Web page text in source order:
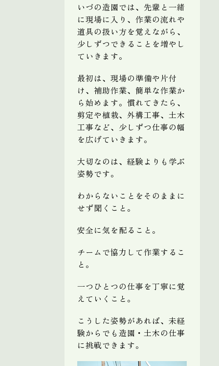
いづの造園では、先輩と一緒
に現場に入り、作業の流れや
道具の扱い方を覚えながら、
少しずつできることを増やし
ていきます。
最初は、現場の準備や片付
け、補助作業、簡単な作業か
ら始めます。慣れてきたら、
剪定や植栽、外構工事、土木
工事など、少しずつ仕事の幅
を広げていきます。
大切なのは、経験よりも学ぶ
姿勢です。
わからないことをそのままに
せず聞くこと。
安全に気を配ること。
チームで協力して作業するこ
と。
一つひとつの仕事を丁寧に覚
えていくこと。
こうした姿勢があれば、未経
験からでも造園・土木の仕事
に挑戦できます。